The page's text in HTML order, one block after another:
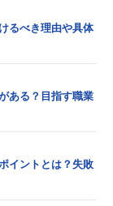
るべき理由や具体
ある？目指す職業
イントとは？失敗